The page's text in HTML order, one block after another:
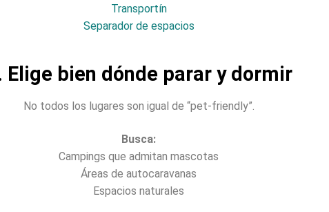
Transportín
Separador de espacios
Elige bien dónde parar y dormir
No todos los lugares son igual de “pet-friendly”.
Busca:
Campings que admitan mascotas
Áreas de autocaravanas
Espacios naturales